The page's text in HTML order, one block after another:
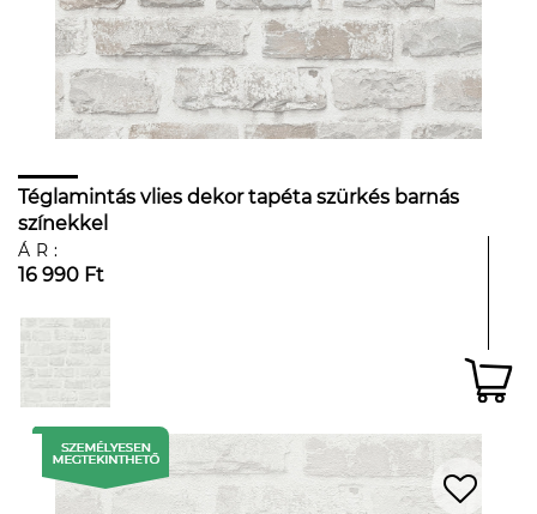
Téglamintás vlies dekor tapéta szürkés barnás
színekkel
ÁR:
16 990 Ft